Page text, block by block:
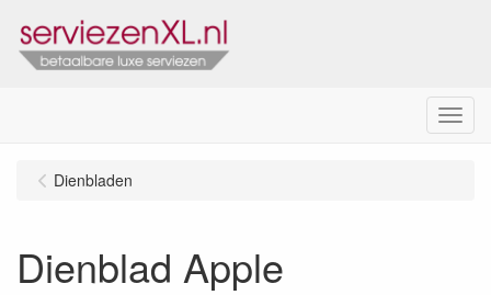
Menu
Dienbladen
Dienblad Apple